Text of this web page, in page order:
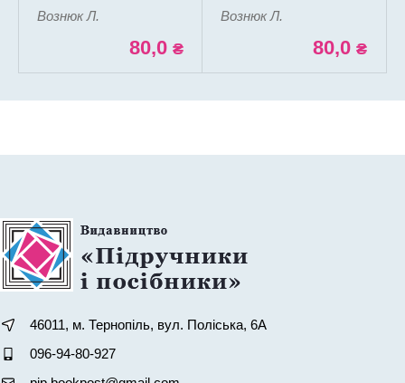
Вознюк Л.
80,0 ₴
Вознюк Л.
80,0 ₴
46011, м. Тернопіль, вул. Поліська, 6А
096-94-80-927